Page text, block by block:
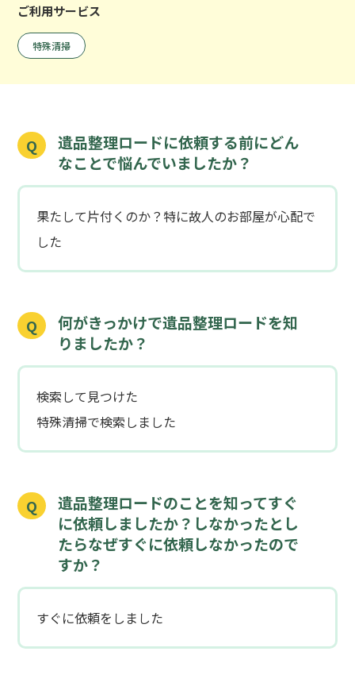
ご利用サービス
特殊清掃
Q
遺品整理ロードに依頼する前にどん
なことで悩んでいましたか？
果たして片付くのか？特に故人のお部屋が心配で
した
Q
何がきっかけで遺品整理ロードを知
りましたか？
検索して見つけた
特殊清掃で検索しました
Q
遺品整理ロードのことを知ってすぐ
に依頼しましたか？しなかったとし
たらなぜすぐに依頼しなかったので
すか？
すぐに依頼をしました